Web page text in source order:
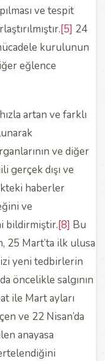
ve tespit
[5] 24
kurulunun
eğlence
artan ve farklı
ve diğer
gerçek dışı ve
haberler
ve
bildirmiştir.[8] Bu
25 Mart’ta ilk ulusa
yeni tedbirlerin
öncelikle salgının
ile Mart ayları
ve 22 Nisan’da
anayasa